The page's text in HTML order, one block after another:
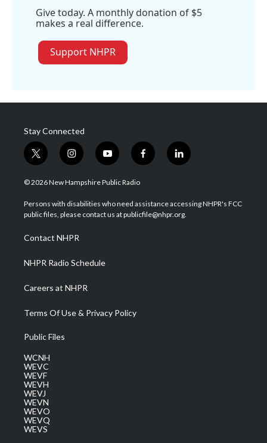
Give today. A monthly donation of $5
makes a real difference.
Support NHPR
Stay Connected
t
w
i
t
e
i
n
s
a
g
a
m
y
o
u
u
b
f
a
b
o
l
i
e
d
© 2026 New Hampshire Public Radio
Persons with disabilities who need assistance accessing NHPR's FCC
public files, please contact us at publicfile@nhpr.org.
Contact NHPR
NHPR Radio Schedule
Careers at NHPR
Terms Of Use & Privacy Policy
Public Files
WCNH
WEVC
WEVF
WEVH
WEVJ
WEVN
WEVO
WEVQ
WEVS